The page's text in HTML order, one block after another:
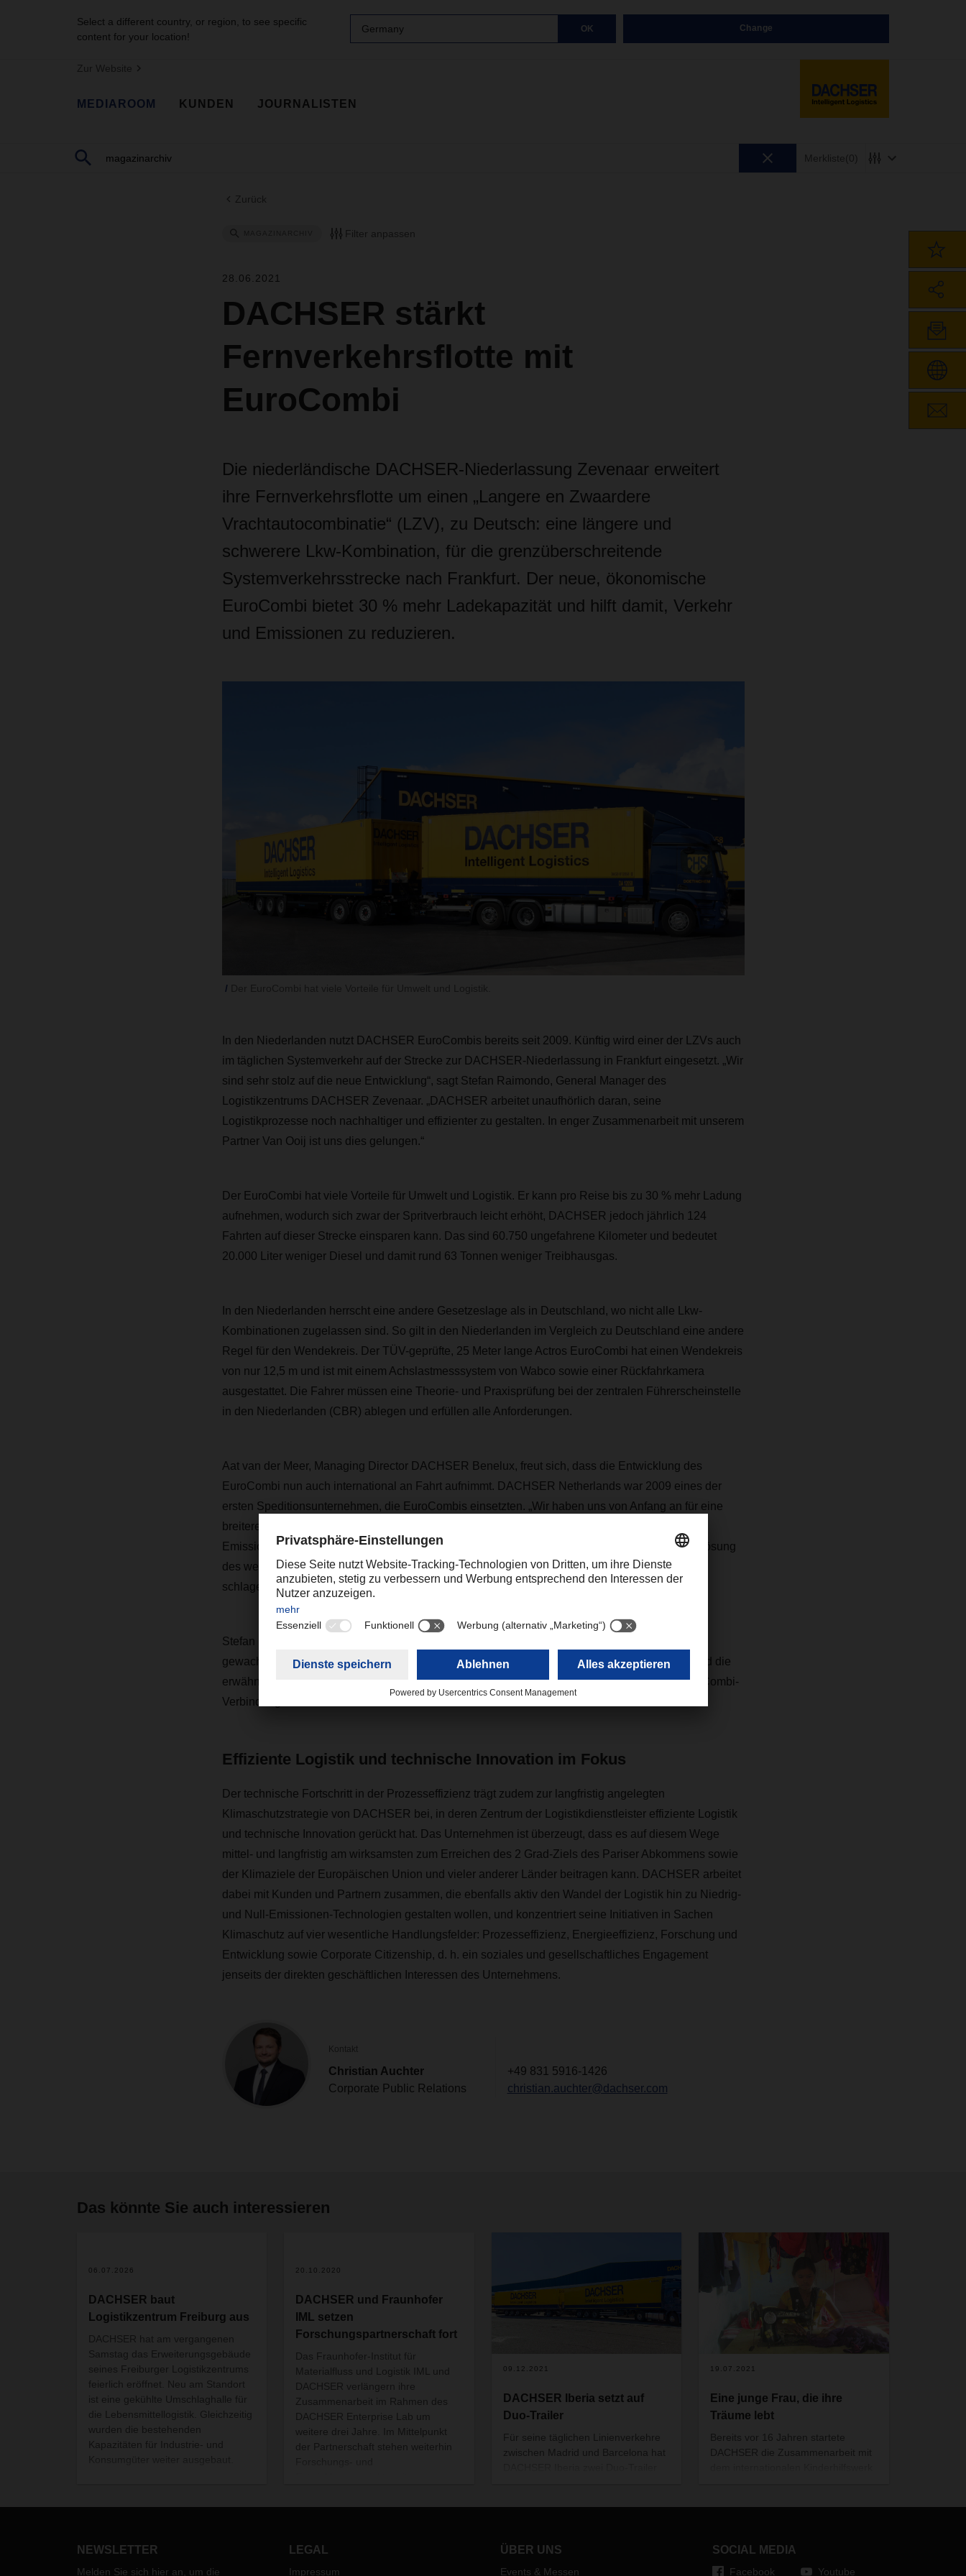
Select a different country, or region, to see specific
content for your location!
Germany OK Change
Zur Website
MEDIAROOM KUNDEN JOURNALISTEN
Merkliste(0)
Zurück
Filter anpassen
28.06.2021
DACHSER stärkt
Fernverkehrsflotte mit
EuroCombi
Die niederländische DACHSER-Niederlassung Zevenaar erweitert
ihre Fernverkehrsflotte um einen „Langere en Zwaardere
Vrachtautocombinatie“ (LZV), zu Deutsch: eine längere und
schwerere Lkw-Kombination, für die grenzüberschreitende
Systemverkehrsstrecke nach Frankfurt. Der neue, ökonomische
EuroCombi bietet 30 % mehr Ladekapazität und hilft damit, Verkehr
und Emissionen zu reduzieren.
In den Niederlanden nutzt DACHSER EuroCombis bereits seit 2009. Künftig wird einer der LZVs auch
im täglichen Systemverkehr auf der Strecke zur DACHSER-Niederlassung in Frankfurt eingesetzt. „Wir
sind sehr stolz auf die neue Entwicklung“, sagt Stefan Raimondo, General Manager des
Logistikzentrums DACHSER Zevenaar. „DACHSER arbeitet unaufhörlich daran, seine
Logistikprozesse noch nachhaltiger und effizienter zu gestalten. In enger Zusammenarbeit mit unserem
Partner Van Ooij ist uns dies gelungen.“
Der EuroCombi hat viele Vorteile für Umwelt und Logistik. Er kann pro Reise bis zu 30 % mehr Ladung
aufnehmen, wodurch sich zwar der Spritverbrauch leicht erhöht, DACHSER jedoch jährlich 124
Fahrten auf dieser Strecke einsparen kann. Das sind 60.750 ungefahrene Kilometer und bedeutet
20.000 Liter weniger Diesel und damit rund 63 Tonnen weniger Treibhausgas.
In den Niederlanden herrscht eine andere Gesetzeslage als in Deutschland, wo nicht alle Lkw-
Kombinationen zugelassen sind. So gilt in den Niederlanden im Vergleich zu Deutschland eine andere
Regel für den Wendekreis. Der TÜV-geprüfte, 25 Meter lange Actros EuroCombi hat einen Wendekreis
von nur 12,5 m und ist mit einem Achslastmesssystem von Wabco sowie einer Rückfahrkamera
ausgestattet. Die Fahrer müssen eine Theorie- und Praxisprüfung bei der zentralen Führerscheinstelle
in den Niederlanden (CBR) ablegen und erfüllen alle Anforderungen.
Aat van der Meer, Managing Director DACHSER Benelux, freut sich, dass die Entwicklung des
EuroCombi nun auch international an Fahrt aufnimmt. DACHSER Netherlands war 2009 eines der
ersten Speditionsunternehmen, die EuroCombis einsetzten. „Wir haben uns von Anfang an für eine
breitere internationale Nutzung eingesetzt. Neben den deutlichen Kraftstoff- und
Emissionseinsparungen könnte der EuroCombi gerade auf internationalen Strecken auch zur Lösung
des weiterhin anhaltenden Fahrermangels beitragen und somit zwei Fliegen mit einer Klappe
schlagen.“
Stefan Raimondo zufolge ist die Zukunft des LZV vielversprechend: „Die ohnehin schon stark
gewachsene Präsenz von EuroCombis wird sicher noch zunehmen. Steigende Dieselpreise und die
erwähnten Einsparungen tragen sicher dazu bei. Deshalb planen wir bereits eine weitere EuroCombi-
Verbindung nach Deutschland.“
Effiziente Logistik und technische Innovation im Fokus
Der technische Fortschritt in der Prozesseffizienz trägt zudem zur langfristig angelegten
Klimaschutzstrategie von DACHSER bei, in deren Zentrum der Logistikdienstleister effiziente Logistik
und technische Innovation gerückt hat. Das Unternehmen ist überzeugt, dass es auf diesem Wege
mittel- und langfristig am wirksamsten zum Erreichen des 2 Grad-Ziels des Pariser Abkommens sowie
der Klimaziele der Europäischen Union und vieler anderer Länder beitragen kann. DACHSER arbeitet
dabei mit Kunden und Partnern zusammen, die ebenfalls aktiv den Wandel der Logistik hin zu Niedrig-
und Null - Emissionen-Technologien gestalten wollen, und konzentriert seine Initiativen in Sachen
Klimaschutz auf vier wesentliche Handlungsfelder: Prozesseffizienz, Energieeffizienz, Forschung und
Entwicklung sowie Corporate Citizenship, d. h. ein soziales und gesellschaftliches Engagement
jenseits der direkten geschäftlichen Interessen des Unternehmens.
Kontakt
Christian Auchter
Corporate Public Relations
+49 831 5916-1426
christian.auchter@dachser.com
Das könnte Sie auch interessieren
06.07.2026
DACHSER baut
Logistikzentrum Freiburg aus
DACHSER hat am vergangenen
Samstag das Erweiterungsgebäude
seines Freiburger Logistikzentrums
feierlich eröffnet. Neu am Standort
ist eine gekühlte Umschlaghalle für
die Lebensmittellogistik. Gleichzeitig
wurden die bestehenden
Kapazitäten für Industrie- und
20.10.2020
DACHSER und Fraunhofer
IML setzen
Forschungspartnerschaft fort
Das Fraunhofer-Institut für
Materialfluss und Logistik IML und
DACHSER verlängern ihre
Zusammenarbeit im Rahmen des
DACHSER Enterprise Lab um
weitere drei Jahre. Im Mittelpunkt
der Partnerschaft stehen weiterhin
das DACHSER-Netz. Dazu zählen
(KI), RTLS (Real-Time Locating
09.12.2021
DACHSER Iberia setzt auf
Duo-Trailer
Für seine täglichen Linienverkehre
zwischen Madrid und Barcelona hat
maximal 134 Paletten mit Ware
19.07.2021
Eine junge Frau, die ihre
Träume lebt
Bereits vor 16 Jahren startete
DACHSER die Zusammenarbeit mit
Bestandteile der Kooperation. Anjali
Uttar Pradesh hat durch das
NEWSLETTER
Melden Sie sich hier an, um die
LEGAL
Impressum
ÜBER UNS
Events & Messen
SOCIAL MEDIA
Facebook Youtube